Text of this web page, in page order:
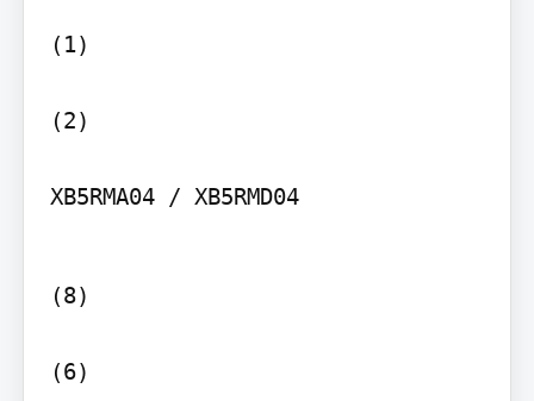
(1)
(2)
XB5RMA04 / XB5RMD04
(8)
(6)